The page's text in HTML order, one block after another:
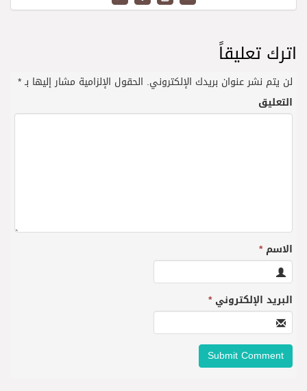
اترك تعليقاً
لن يتم نشر عنوان بريدك الإلكتروني. الحقول الإلزامية مشار إليها بـ*
التعليق
الاسم*
البريد الإلكتروني*